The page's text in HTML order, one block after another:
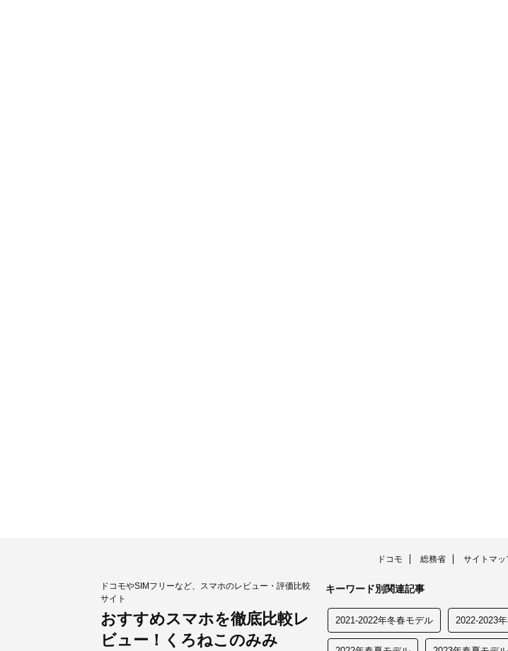
ドコモ 総務省 サイトマッ
キーワード別関連記事
2021-2022年冬春モデル 2022-2023
ドコモやSIMフリーなど、スマホのレビュー・評価比較
サイト
おすすめスマホを徹底比較レ
ビュー！くろねこのみみ